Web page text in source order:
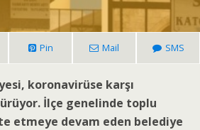
Pin Mail SMS
koronavirüse karşı
İlçe genelinde toplu
etmeye devam eden belediye